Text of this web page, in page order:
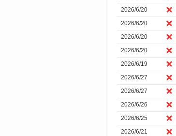
2026/6/20
2026/6/20
2026/6/20
2026/6/20
2026/6/19
2026/6/27
2026/6/27
2026/6/26
2026/6/25
2026/6/21